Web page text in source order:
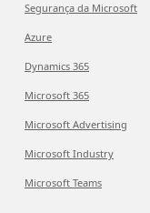
Segurança da Microsoft
Azure
Dynamics 365
Microsoft 365
Microsoft Advertising
Microsoft Industry
Microsoft Teams